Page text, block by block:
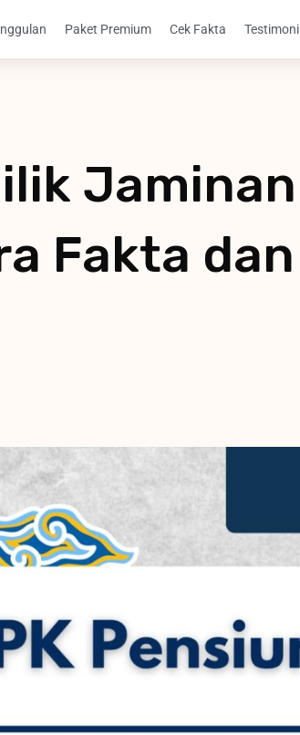
Paket Premium Cek Fakta Testimoni
Jaminan
Fakta dan